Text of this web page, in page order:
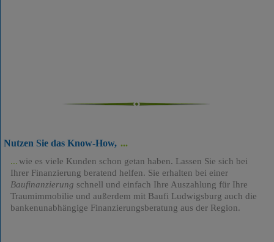
Nutzen Sie das Know-How,
wie es viele Kunden schon getan haben. Lassen Sie sich bei
Ihrer Finanzierung beratend helfen. Sie erhalten bei einer
Baufinanzierung schnell und einfach Ihre Auszahlung für Ihre
Traumimmobilie und außerdem mit Baufi Ludwigsburg auch die
bankenunabhängige Finanzierungsberatung aus der Region.